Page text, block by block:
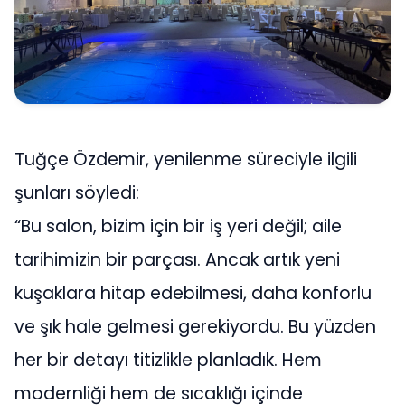
Tuğçe Özdemir, yenilenme süreciyle ilgili
şunları söyledi:
“Bu salon, bizim için bir iş yeri değil; aile
tarihimizin bir parçası. Ancak artık yeni
kuşaklara hitap edebilmesi, daha konforlu
ve şık hale gelmesi gerekiyordu. Bu yüzden
her bir detayı titizlikle planladık. Hem
modernliği hem de sıcaklığı içinde